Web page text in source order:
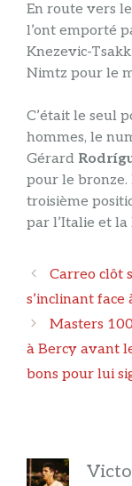
En route vers
l’ont emporté
Knezevic-
Nimtz pour le
C’était le seul
hommes, le
Gérard
pour le bronze.
troisième
par l’Italie et la
Navigation
des
articles
Carreo clôt
s’inclinant
Masters
à Bercy avant
bons pour lui